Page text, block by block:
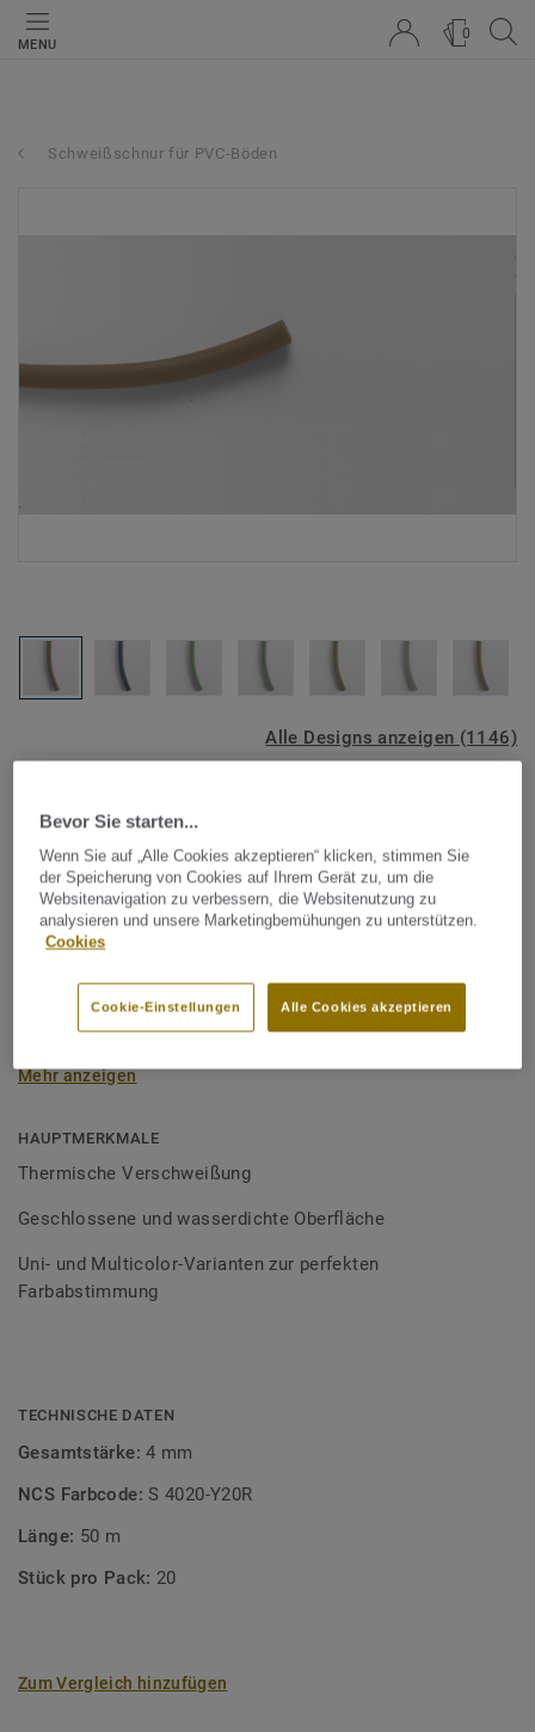
MENU
0
Schweißschnur für PVC-Böden
Alle Designs anzeigen (1146)
Schweißschnur für PVC-Böden
- Unicoloured MIDDLE
BROWN 0664
zweier PVC-Bahnen verwendet und sorgen für eine
wasserdichte und geschlossene Oberfläche, Grundlage für
Schweißschnüre sind erhältlich in den Varianten Uni und
Bodenbelagssortiment abgestimmt. Durch die Verwendung
von Kontrastfarben lassen sich auch besondere
Mehr anzeigen
HAUPTMERKMALE
Thermische Verschweißung
Geschlossene und wasserdichte Oberfläche
Uni- und Multicolor-Varianten zur perfekten
Farbabstimmung
TECHNISCHE DATEN
Gesamtstärke:4 mm
NCS Farbcode:S 4020-Y20R
Länge: 50 m
Stück pro Pack: 20
Zum Vergleich hinzufügen
Bevor Sie starten...
Wenn Sie auf „Alle Cookies akzeptieren“ klicken, stimmen Sie
der Speicherung von Cookies auf Ihrem Gerät zu, um die
Websitenavigation zu verbessern, die Websitenutzung zu
analysieren und unsere Marketingbemühungen zu unterstützen.
Cookies
Alle Cookies akzeptieren
Cookie-Einstellungen